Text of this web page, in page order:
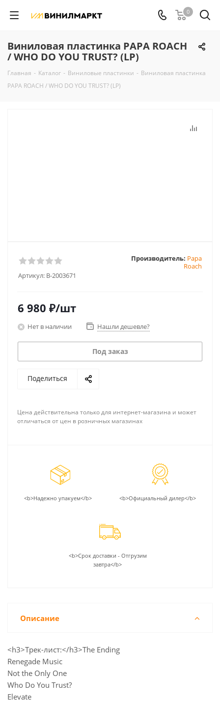
0
Виниловая пластинка PAPA ROACH
/ WHO DO YOU TRUST? (LP)
Главная - Каталог - Виниловые пластинки - Виниловая пластинка
PAPA ROACH / WHO DO YOU TRUST? (LP)
Артикул: B-2003671
Производитель: Papa
Roach
6 980 ₽/шт
Нет в наличии Нашли дешевле?
Под заказ
Поделиться
Цена действительна только для интернет-магазина и может
отличаться от цен в розничных магазинах
<b>Надежно упакуем</b> <b>Официальный дилер</b>
<b>Срок доставки - Отгрузим
завтра</b>
Описание
<h3>Трек-лист:</h3>The Ending
Renegade Music
Not the Only One
Who Do You Trust?
Elevate